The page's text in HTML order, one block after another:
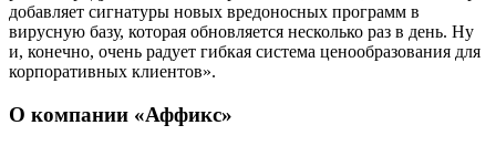
добавляет сигнатуры новых вредоносных программ в
вирусную базу, которая обновляется несколько раз в день. Ну
и, конечно, очень радует гибкая система ценообразования для
корпоративных клиентов».
О компании «Аффикс»